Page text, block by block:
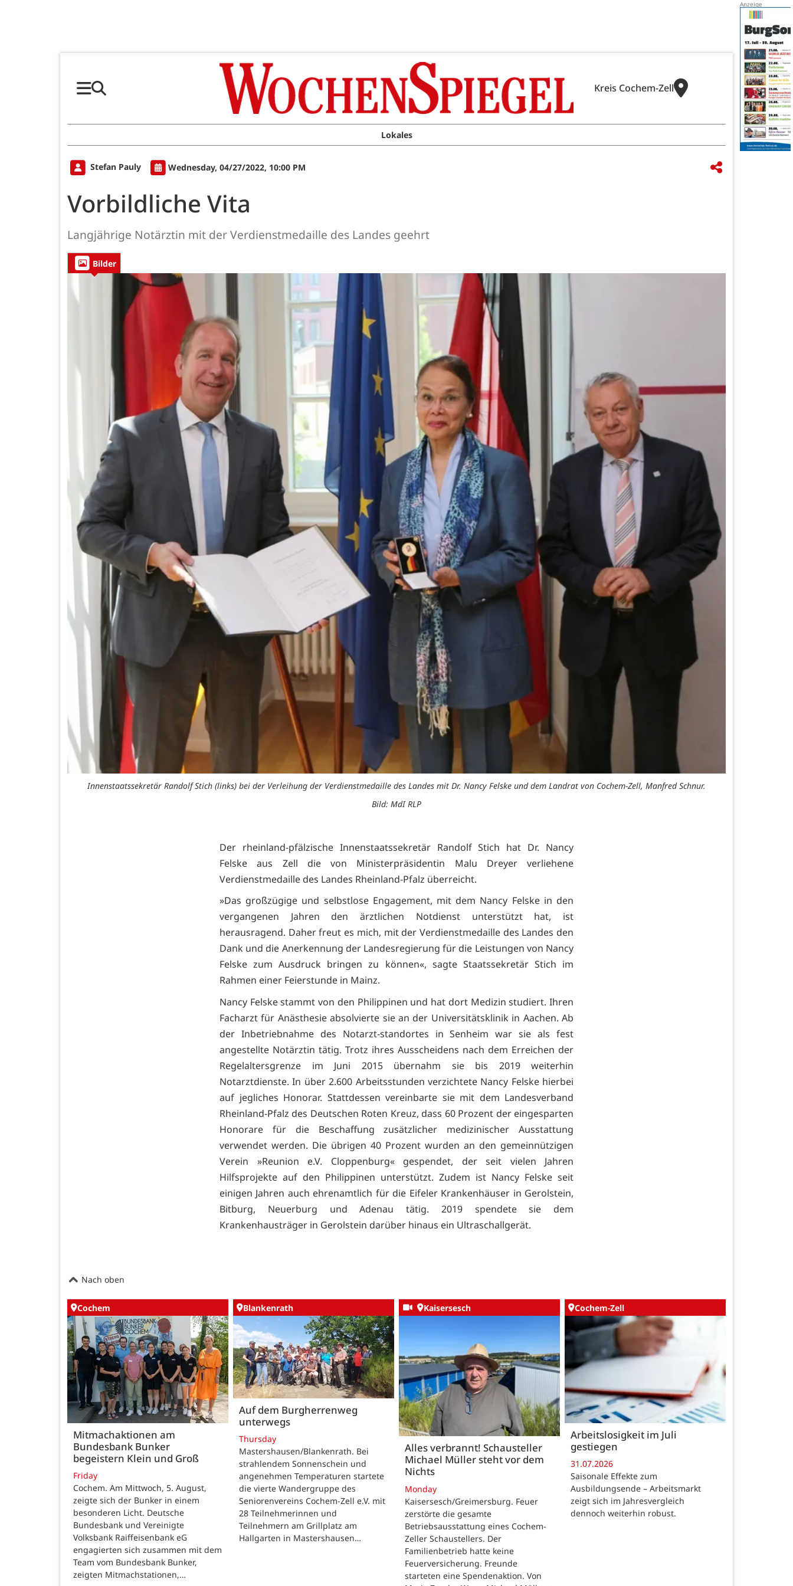
Kreis Cochem-Zell
Lokales
Stefan Pauly Wednesday, 04/27/2022, 10:00 PM
Vorbildliche Vita
Langjährige Notärztin mit der Verdienstmedaille des Landes geehrt
Bilder
Innenstaatssekretär Randolf Stich (links) bei der Verleihung der Verdienstmedaille des Landes mit Dr. Nancy Felske und dem Landrat von Cochem-Zell, Manfred Schnur.
Bild: MdI RLP
Der rheinland-pfälzische Innenstaatssekretär Randolf Stich hat Dr. Nancy
Felske aus Zell die von Ministerpräsidentin Malu Dreyer verliehene
Verdienstmedaille des Landes Rheinland-Pfalz überreicht.
»Das großzügige und selbstlose Engagement, mit dem Nancy Felske in den
vergangenen Jahren den ärztlichen Notdienst unterstützt hat, ist
herausragend. Daher freut es mich, mit der Verdienstmedaille des Landes den
Dank und die Anerkennung der Landesregierung für die Leistungen von Nancy
Felske zum Ausdruck bringen zu können«, sagte Staatssekretär Stich im
Rahmen einer Feierstunde in Mainz.
Nancy Felske stammt von den Philippinen und hat dort Medizin studiert. Ihren
Facharzt für Anästhesie absolvierte sie an der Universitätsklinik in Aachen. Ab
der Inbetriebnahme des Notarzt-standortes in Senheim war sie als fest
angestellte Notärztin tätig. Trotz ihres Ausscheidens nach dem Erreichen der
Regelaltersgrenze im Juni 2015 übernahm sie bis 2019 weiterhin
Notarztdienste. In über 2.600 Arbeitsstunden verzichtete Nancy Felske hierbei
auf jegliches Honorar. Stattdessen vereinbarte sie mit dem Landesverband
Rheinland-Pfalz des Deutschen Roten Kreuz, dass 60 Prozent der eingesparten
Honorare für die Beschaffung zusätzlicher medizinischer Ausstattung
verwendet werden. Die übrigen 40 Prozent wurden an den gemeinnützigen
Verein »Reunion e.V. Cloppenburg« gespendet, der seit vielen Jahren
Hilfsprojekte auf den Philippinen unterstützt. Zudem ist Nancy Felske seit
einigen Jahren auch ehrenamtlich für die Eifeler Krankenhäuser in Gerolstein,
Bitburg, Neuerburg und Adenau tätig. 2019 spendete sie dem
Krankenhausträger in Gerolstein darüber hinaus ein Ultraschallgerät.
Nach oben
Cochem
Mitmachaktionen am
Bundesbank Bunker
begeistern Klein und Groß
Friday
Cochem. Am Mittwoch, 5. August,
zeigte sich der Bunker in einem
besonderen Licht. Deutsche
Bundesbank und Vereinigte
Volksbank Raiffeisenbank eG
engagierten sich zusammen mit dem
Team vom Bundesbank Bunker,
zeigten Mitmachstationen,…
Blankenrath
Auf dem Burgherrenweg
unterwegs
Thursday
Mastershausen/Blankenrath. Bei
strahlendem Sonnenschein und
angenehmen Temperaturen startete
die vierte Wandergruppe des
Seniorenvereins Cochem-Zell e.V. mit
28 Teilnehmerinnen und
Teilnehmern am Grillplatz am
Hallgarten in Mastershausen…
Kaisersesch
Alles verbrannt! Schausteller
Michael Müller steht vor dem
Nichts
Monday
Kaisersesch/Greimersburg. Feuer
zerstörte die gesamte
Betriebsausstattung eines Cochem-
Zeller Schaustellers. Der
Familienbetrieb hatte keine
Feuerversicherung. Freunde
starteten eine Spendenaktion. Von
Cochem-Zell
Arbeitslosigkeit im Juli
gestiegen
31.07.2026
Saisonale Effekte zum
Ausbildungsende – Arbeitsmarkt
zeigt sich im Jahresvergleich
dennoch weiterhin robust.